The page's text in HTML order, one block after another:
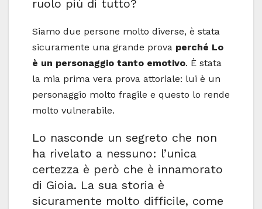
ruolo più di tutto?
Siamo due persone molto diverse, è stata
sicuramente una grande prova perché Lo
è un personaggio tanto emotivo. È stata
la mia prima vera prova attoriale: lui è un
personaggio molto fragile e questo lo rende
molto vulnerabile.
Lo nasconde un segreto che non
ha rivelato a nessuno: l’unica
certezza è però che è innamorato
di Gioia. La sua storia è
sicuramente molto difficile, come